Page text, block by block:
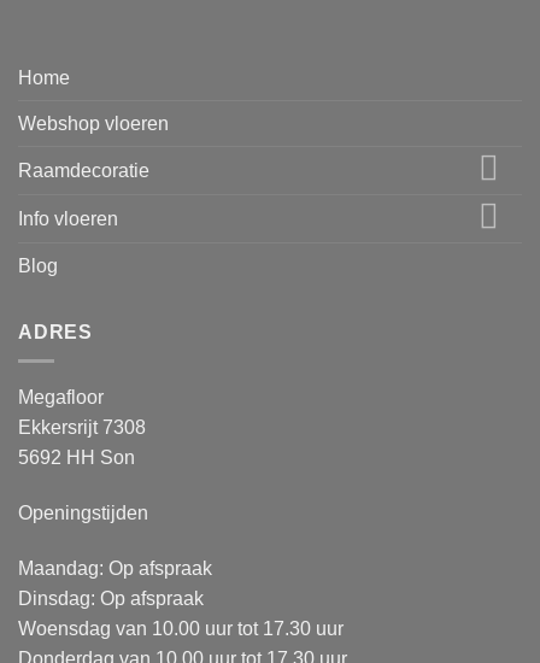
Home
Webshop vloeren
Raamdecoratie
Info vloeren
Blog
ADRES
Megafloor
Ekkersrijt 7308
5692 HH Son
Openingstijden
Maandag: Op afspraak
Dinsdag: Op afspraak
Woensdag van 10.00 uur tot 17.30 uur
Donderdag van 10.00 uur tot 17.30 uur